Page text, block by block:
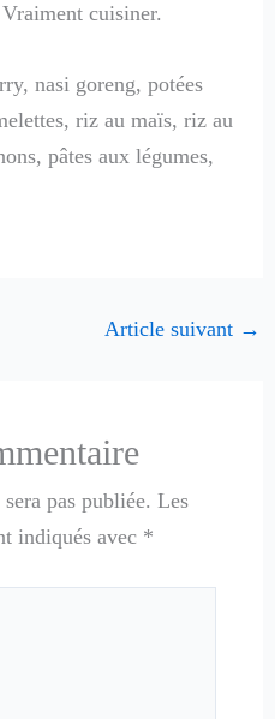
cuisiner.
nasi goreng, potées
riz au maïs, riz au
pâtes aux légumes,
Article suivant →
pas publiée. Les
indiqués avec *